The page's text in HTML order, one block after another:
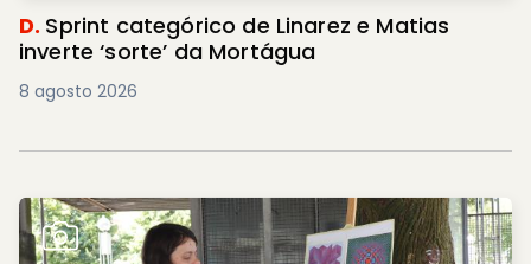
D. Sprint categórico de Linarez e Matias
inverte ‘sorte’ da Mortágua
8 agosto 2026